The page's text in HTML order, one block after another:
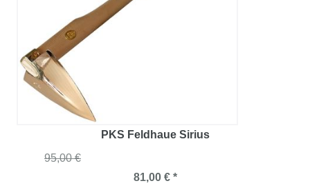
PKS Feldhaue Sirius
95,00 €
81,00 € *